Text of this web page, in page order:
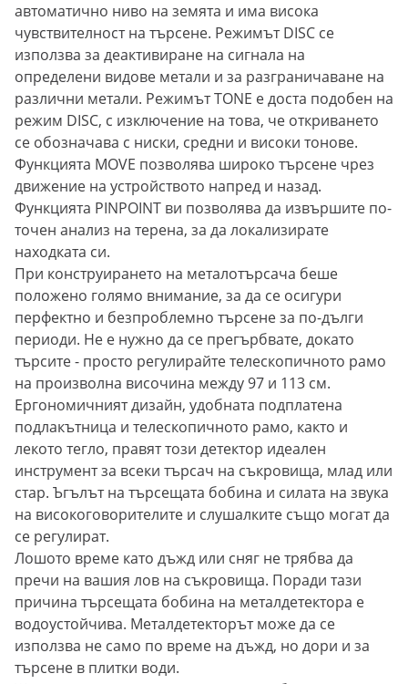
автоматично ниво на земята и има висока
чувствителност на търсене. Режимът DISC се
използва за деактивиране на сигнала на
определени видове метали и за разграничаване на
различни метали. Режимът TONE е доста подобен на
режим DISC, с изключение на това, че откриването
се обозначава с ниски, средни и високи тонове.
Функцията MOVE позволява широко търсене чрез
движение на устройството напред и назад.
Функцията PINPOINT ви позволява да извършите по-
точен анализ на терена, за да локализирате
находката си.
При конструирането на металотърсача беше
положено голямо внимание, за да се осигури
перфектно и безпроблемно търсене за по-дълги
периоди. Не е нужно да се прегърбвате, докато
търсите - просто регулирайте телескопичното рамо
на произволна височина между 97 и 113 см.
Ергономичният дизайн, удобната подплатена
подлакътница и телескопичното рамо, както и
лекото тегло, правят този детектор идеален
инструмент за всеки търсач на съкровища, млад или
стар. Ъгълът на търсещата бобина и силата на звука
на високоговорителите и слушалките също могат да
се регулират.
Лошото време като дъжд или сняг не трябва да
пречи на вашия лов на съкровища. Поради тази
причина търсещата бобина на металдетектора е
водоустойчива. Металдетекторът може да се
използва не само по време на дъжд, но дори и за
търсене в плитки води.